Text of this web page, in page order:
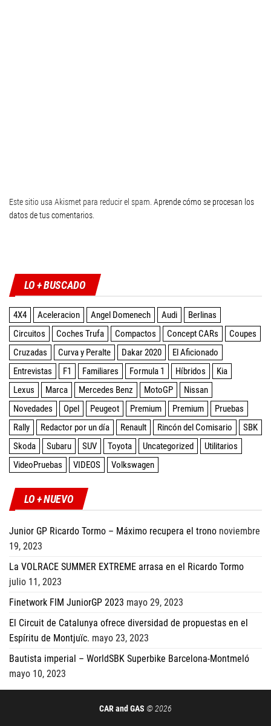
Este sitio usa Akismet para reducir el spam. Aprende cómo se procesan los
datos de tus comentarios
LO + BUSCADO
4X4 Aceleracion Angel Domenech Audi
Berlinas
Circuitos
Coches Trufa Compactos Concept CARs
Coupes
Cruzadas
Curva y Peralte Dakar 2020
El Aficionado
Entrevistas
F1 Familiares Formula 1 Híbridos
Kia
Lexus
Marca Mercedes Benz MotoGP
Nissan
Novedades
Opel Peugeot Premium Premium
Pruebas
Rally
Redactor por un día Renault Rincón del Comisario
SBK
Skoda
Subaru SUV Toyota Uncategorized
Utilitarios
VideoPruebas
VIDEOS Volkswagen
LO + NUEVO
Junior GP Ricardo Tormo – Máximo recupera el trono noviembre
19, 2023
La VOLRACE SUMMER EXTREME arrasa en el Ricardo Tormo
julio 11, 2023
Finetwork FIM JuniorGP 2023 mayo 29, 2023
El Circuit de Catalunya ofrece diversidad de propuestas en el
Espíritu de Montjuïc. mayo 23, 2023
Bautista imperial – WorldSBK Superbike Barcelona-Montmeló
mayo 10, 2023
CAR and GAS © 2026